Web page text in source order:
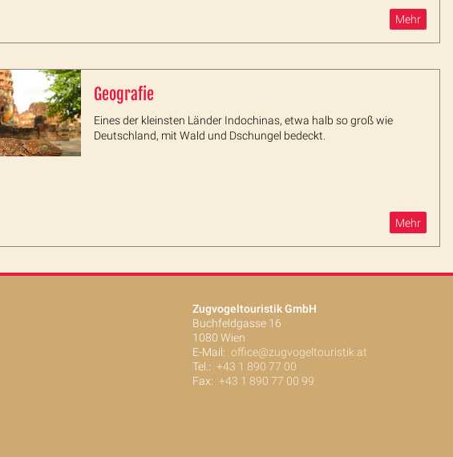
Mehr
Geografie
Eines der kleinsten Länder Indochinas, etwa halb so groß wie
Deutschland, mit Wald und Dschungel bedeckt.
Mehr
Zugvogeltouristik GmbH
Buchfeldgasse 16
1080 Wien
E-Mail: office@zugvogeltouristik.at
Tel.: +43 1 890 77 00
Fax: +43 1 890 77 00 99